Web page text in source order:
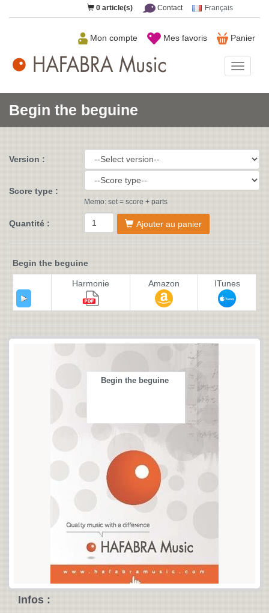
0 article(s) Contact Français
Panier
Mes favoris
Mon compte
Music
Begin the beguine
Version :
Score type :
Memo: set = score + parts
Quantité : Ajouter au panier
Begin the beguine
Harmonie Amazon ITunes
Begin the beguine
Infos :